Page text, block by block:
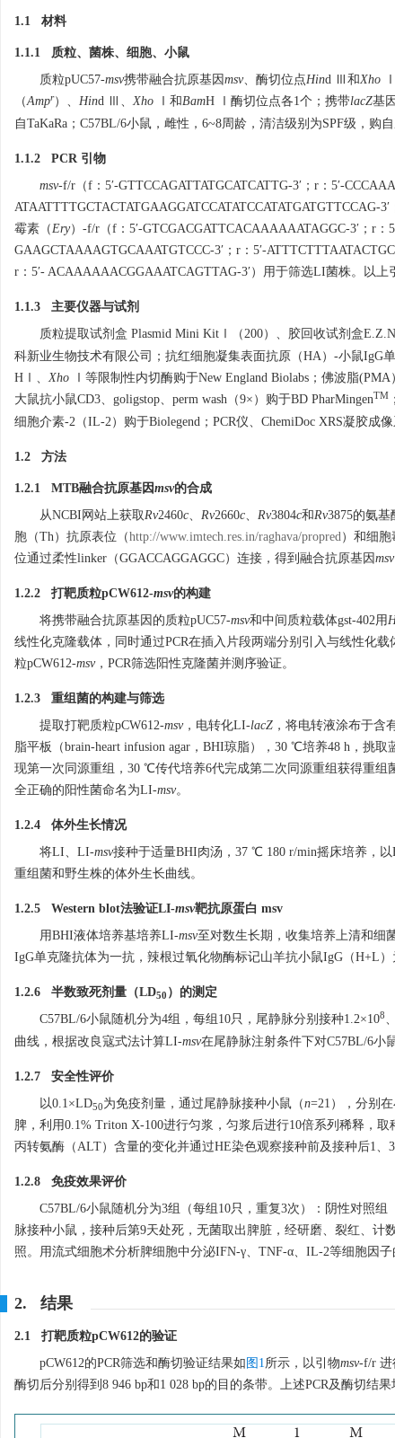
1.1 材料
1.1.1 质粒、菌株、细胞、小鼠
质粒pUC57-msv携带融合抗原基因msv、酶切位点Hind Ⅲ和Xho
（Ampr）、 Hind Ⅲ、Xho Ⅰ和BamH Ⅰ酶切位点各1个；携带lacZ基
自TaKaRa；C57BL/6小鼠，雌性，6~8周龄，清洁级别为SPF级，购
1.1.2 PCR 引物
msv-f/r（f：5′-GTTCCAGATTATGCATCATTG-3′；r：5′-
ATAATTTTGCTACTATGAAGGATCCATATCCATATGATGTTCCAG-
霉素（Ery）-f/r（f：5′-GTCGACGATTCACAAAAAATAGGC-3′；r：
GAAGCTAAAAGTGCAAATGTCCC-3′；r：5′-
r：5′- ACAAAAAACGGAAATCAGTTAG-3′）用于筛选LI菌株。以
1.1.3 主要仪器与试剂
质粒提取试剂盒 Plasmid Mini KitⅠ（200）、胶回收试剂盒
科新业生物技术有限公司；抗红细胞凝集表面抗原（HA）-小鼠IgG
HⅠ、Xho
Ⅰ等限制性内切酶购于New England Biolabs；佛波脂
大鼠抗小鼠CD3、goligstop、perm wash（9×）购于BD PharMingenTM
细胞介素-2（IL-2）购于Biolegend；PCR仪、ChemiDoc XRS凝胶成
1.2 方法
1.2.1 MTB融合抗原基因msv的合成
从NCBI网站上获取Rv2460c、 Rv2660c、 Rv3804c和Rv3875的氨
胞（Th）抗原表位（http://www.imtech.res.in/raghava/propred）和细
位通过柔性linker（GGACCAGGAGGC）连接，得到融合抗原基因msv
1.2.2 打靶质粒pCW612-msv的构建
将携带融合抗原基因的质粒pUC57-msv和中间质粒载体gst-402用
线性化克隆载体，同时通过PCR在插入片段两端分别引入与线性化
粒pCW612-msv，PCR筛选阳性克隆菌并测序验证。
1.2.3 重组菌的构建与筛选
提取打靶质粒pCW612-msv，电转化LI-lacZ ，将电转液涂布于含
脂平板（brain-heart infusion agar，BHI琼脂），30 ℃培养48 h，挑
现第一次同源重组，30 ℃传代培养6代完成第二次同源重组获得重组
全正确的阳性菌命名为LI-msv。
1.2.4 体外生长情况
将LI、LI-msv接种于适量BHI肉汤，37 ℃ 180 r/min摇床培养，
重组菌和野生株的体外生长曲线。
1.2.5 Western blot法验证LI-msv靶抗原蛋白 msv
用BHI液体培养基培养LI-msv至对数生长期，收集培养上清和细
IgG单克隆抗体为一抗，辣根过氧化物酶标记山羊抗小鼠IgG（H+L
1.2.6 半数致死剂量（LD50 ）的测定
C57BL/6小鼠随机分为4组，每组10只，尾静脉分别接种1.2×108
曲线，根据改良寇式法计算LI-msv在尾静脉注射条件下对C57BL/6小
1.2.7 安全性评价
以0.1×LD50为免疫剂量，通过尾静脉接种小鼠（n=21），分别
脾，利用0.1% Triton X-100进行匀浆，匀浆后进行10倍系列稀释，
丙转氨酶（ALT）含量的变化并通过HE染色观察接种前及接种后1、
1.2.8 免疫效果评价
C57BL/6小鼠随机分为3组（每组10只，重复3次）：阴性对照
脉接种小鼠，接种后第9天处死，无菌取出脾脏，经研磨、裂红、计
照。用流式细胞术分析脾细胞中分泌IFN-γ、TNF-α、IL-2等细胞因子
2. 结果
2.1 打靶质粒pCW612的验证
pCW612的PCR筛选和酶切验证结果如图1所示，以引物msv-f/r 进
酶切后分别得到8 946 bp和1 028 bp的目的条带。上述PCR及酶切结